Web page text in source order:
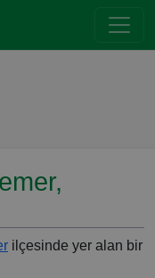
ilçesinde yer alan bir